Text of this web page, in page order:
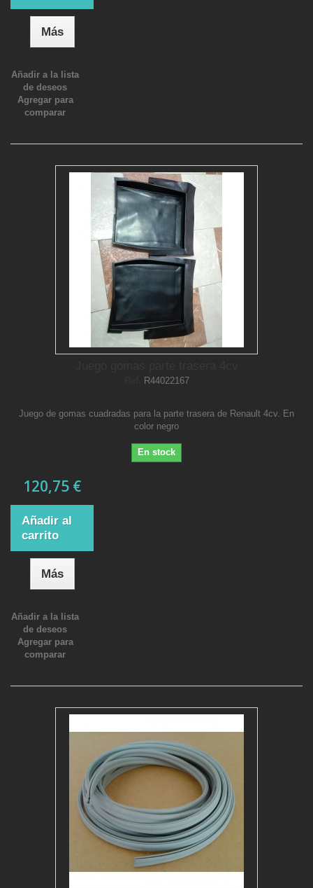
Más
Añadir a la lista
de deseos
Agregar para
comparar
R44022167
Juego de gomas cuadradas para la parte trasera de Renault 4cv. En
color negro
En stock
120,75 €
Añadir al
carrito
Más
Añadir a la lista
de deseos
Agregar para
comparar